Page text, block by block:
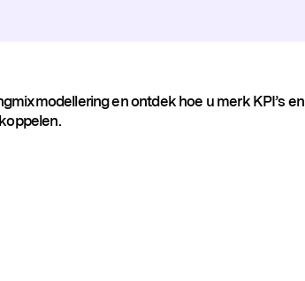
en ontdek hoe u merk KPI’s en